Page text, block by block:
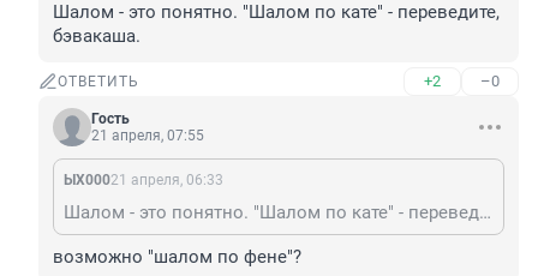
Шалом - это понятно. "Шалом по кате" - переведите,
бэвакаша.
ОТВЕТИТЬ +2 –0
Гость
21 апреля, 07:55
ЫХ00021 апреля, 06:33
Шалом - это понятно. "Шалом по кате" - переведите, бэвакаша.
возможно "шалом по фене"?